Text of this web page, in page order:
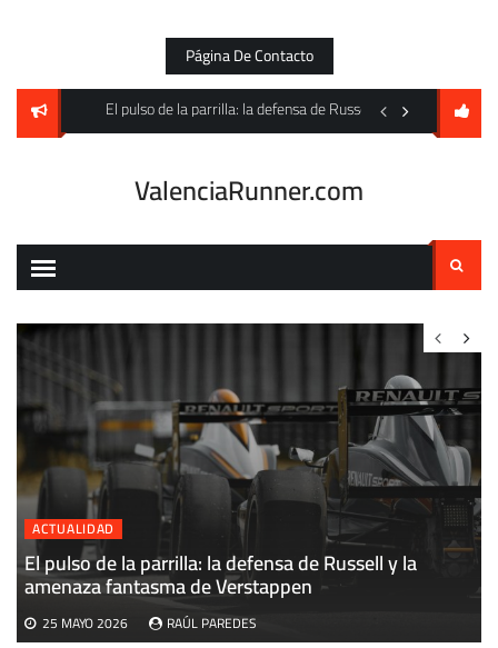
Página De Contacto
pero cede un empate en Mestalla
El pulso de la parrilla: la defensa de Russell y la amenaza
Un festín goleador
ValenciaRunner.com
Buscar:
ACTUALIDAD
El pulso de la parrilla: la defensa de Russell y la
amenaza fantasma de Verstappen
25 MAYO 2026 RAÚL PAREDES